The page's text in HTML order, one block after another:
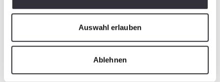
Auswahl erlauben
Ablehnen